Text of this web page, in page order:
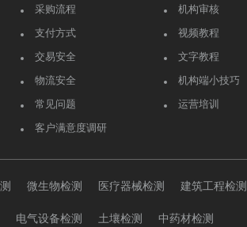
采购流程
支付方式
交易安全
物流安全
常见问题
客户满意度调研
机构审核
视频教程
文字教程
机构端小技巧
运营培训
微生物检测 医疗器械检测 建筑工程检测
电气设备检测 土壤检测 中药材检测